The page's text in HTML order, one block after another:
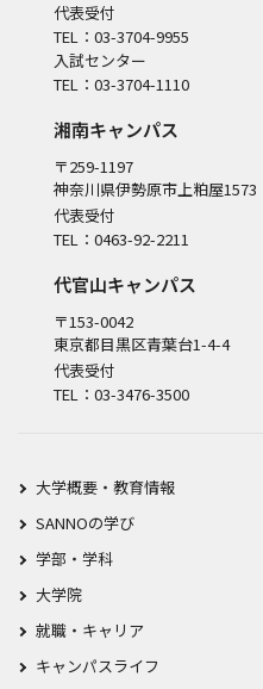
代表受付
TEL：03-3704-9955
入試センター
TEL：03-3704-1110
湘南キャンパス
〒259-1197
神奈川県伊勢原市上粕屋1573
代表受付
TEL：0463-92-2211
代官山キャンパス
〒153-0042
東京都目黒区青葉台1-4-4
代表受付
TEL：03-3476-3500
大学概要・教育情報
SANNOの学び
学部・学科
大学院
就職・キャリア
キャンパスライフ